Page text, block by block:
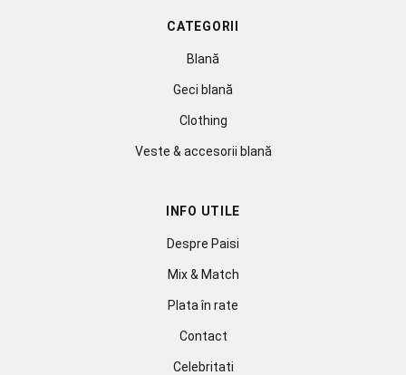
CATEGORII
Blană
Geci blană
Clothing
Veste & accesorii blană
INFO UTILE
Despre Paisi
Mix & Match
Plata în rate
Contact
Celebritati